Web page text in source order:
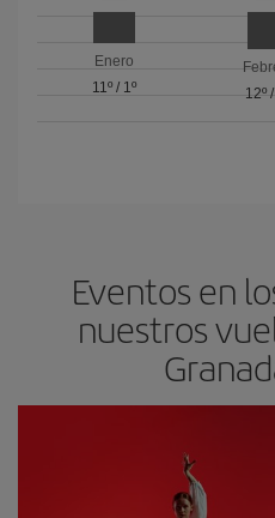
Enero
11º/ 1º
12º /
Eventos en
nuestros